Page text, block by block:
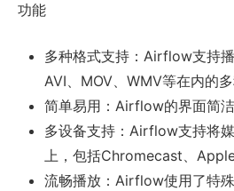
功能
多种格式支持：Airflow支持
AVI、MOV、WMV等在内的多
简单易用：Airflow的界面简洁
多设备支持：Airflow支持将
上，包括Chromecast、
流畅播放：Airflow使用了特